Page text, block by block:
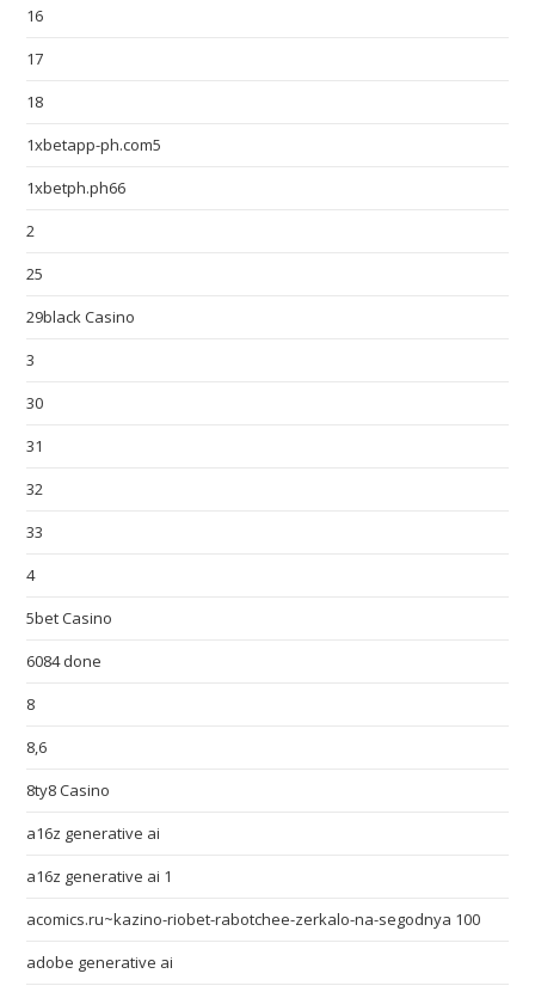
16
17
18
1xbetapp-ph.com5
1xbetph.ph66
2
25
29black Casino
3
30
31
32
33
4
5bet Casino
6084 done
8
8,6
8ty8 Casino
a16z generative ai
a16z generative ai 1
acomics.ru~kazino-riobet-rabotchee-zerkalo-na-segodnya 100
adobe generative ai